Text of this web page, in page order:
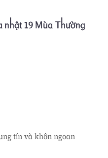
nhật 19 Mùa Thường
tín và khôn ngoan